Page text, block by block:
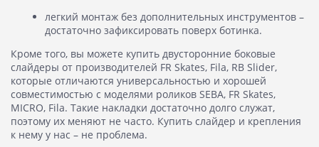
легкий монтаж без дополнительных инструментов –
достаточно зафиксировать поверх ботинка.
Кроме того, вы можете купить двусторонние боковые
слайдеры от производителей FR Skates, Fila, RB Slider,
которые отличаются универсальностью и хорошей
совместимостью с моделями роликов SEBA, FR Skates,
MICRO, Fila. Такие накладки достаточно долго служат,
поэтому их меняют не часто. Купить слайдер и крепления
к нему у нас – не проблема.